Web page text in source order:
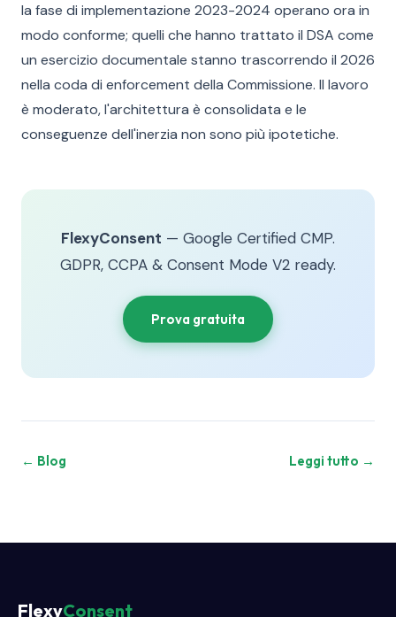
la fase di implementazione 2023-2024 operano ora in
modo conforme; quelli che hanno trattato il DSA come
un esercizio documentale stanno trascorrendo il 2026
nella coda di enforcement della Commissione. Il lavoro
è moderato, l'architettura è consolidata e le
conseguenze dell'inerzia non sono più ipotetiche.
FlexyConsent — Google Certified CMP.
GDPR, CCPA & Consent Mode V2 ready.
Prova gratuita
← Blog Leggi tutto →
FlexyConsent